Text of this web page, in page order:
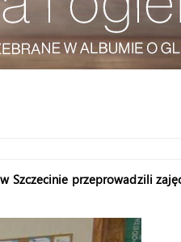
Szczecinie przeprowadzili